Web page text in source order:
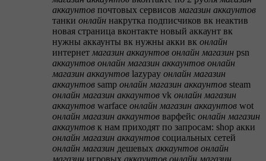
аккаунтов почтовых сервисов магазин аккаунтов
танки онлайн накрутка подписчиков вк неактив
новая страница вконтакте новый аккаунт вк
нужны аккаунты вк нужны акки вк онлайн
интернет магазин аккаунтов онлайн магазин psn
аккаунтов онлайн магазин аккаунтов онлайн
магазин аккаунтов lazypay онлайн магазин
аккаунтов samp онлайн магазин аккаунтов steam
онлайн магазин аккаунтов vk онлайн магазин
аккаунтов warface онлайн магазин аккаунтов wot
онлайн магазин аккаунтов варфейс онлайн магазин
аккаунтов к нам приходят по запросам: shop акки
онлайн магазин аккаунтов социальных сетей
онлайн магазин дешевых аккаунтов онлайн